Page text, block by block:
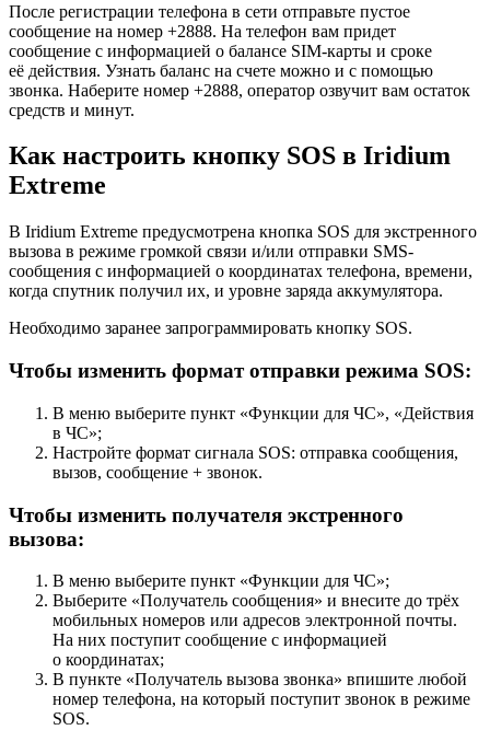
После регистрации телефона в сети отправьте пустое
сообщение на номер +2888. На телефон вам придет
сообщение с информацией о балансе SIM-карты и сроке
её действия. Узнать баланс на счете можно и с помощью
звонка. Наберите номер +2888, оператор озвучит вам остаток
средств и минут.
Как настроить кнопку SOS в Iridium
Extreme
В Iridium Extreme предусмотрена кнопка SOS для экстренного
вызова в режиме громкой связи и/или отправки SMS-
сообщения с информацией о координатах телефона, времени,
когда спутник получил их, и уровне заряда аккумулятора.
Необходимо заранее запрограммировать кнопку SOS.
Чтобы изменить формат отправки режима SOS:
В меню выберите пункт «Функции для ЧС», «Действия
в ЧС»;
Настройте формат сигнала SOS: отправка сообщения,
вызов, сообщение + звонок.
Чтобы изменить получателя экстренного
вызова:
В меню выберите пункт «Функции для ЧС»;
Выберите «Получатель сообщения» и внесите до трёх
мобильных номеров или адресов электронной почты.
На них поступит сообщение с информацией
о координатах;
В пункте «Получатель вызова звонка» впишите любой
номер телефона, на который поступит звонок в режиме
SOS.